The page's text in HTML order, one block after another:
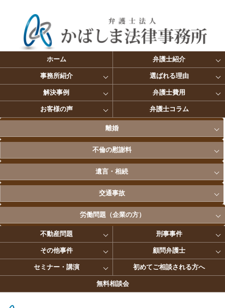
ホーム 弁護士紹介
事務所紹介 選ばれる理由
解決事例 弁護士費用
お客様の声 弁護士コラム
離婚
不倫の慰謝料
遺言・相続
交通事故
労働問題（企業の方）
不動産問題 刑事事件
その他事件 顧問弁護士
セミナー・講演 初めてご相談される方へ
無料相談会